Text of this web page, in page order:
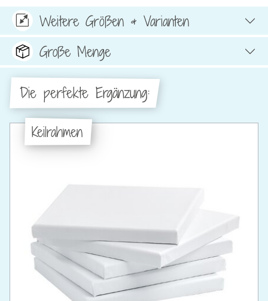
Weitere Größen & Varianten
Große Menge
Die perfekte Ergänzung:
Keilrahmen